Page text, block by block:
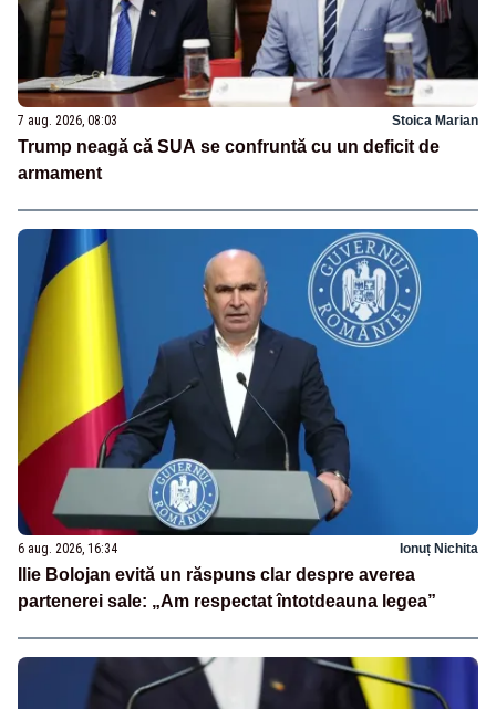
7 aug. 2026, 08:03 Stoica Marian
Trump neagă că SUA se confruntă cu un deficit de
armament
6 aug. 2026, 16:34 Ionuț Nichita
Ilie Bolojan evită un răspuns clar despre averea
partenerei sale: „Am respectat întotdeauna legea”